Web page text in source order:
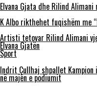
Elvana Gjata dhe Rilind
K Albo rikthehet fuqishëm me
Artisti tetovar Rilind Alimani
Elvana Gjatën
Sport
Indrit Çullhaj shpallet
në majën e podiumit